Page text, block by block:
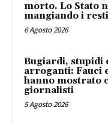
morto. Lo Stato
mangiando i
6 Agosto 2026
Bugiardi, stupidi
arroganti: Fauci
hanno mostrato
giornalisti
5 Agosto 2026